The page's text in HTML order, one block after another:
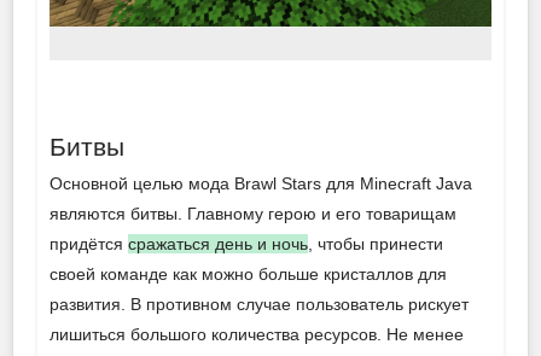
Битвы
Основной целью мода Brawl Stars для Minecraft Java
являются битвы. Главному герою и его товарищам
придётся сражаться день и ночь , чтобы принести
своей команде как можно больше кристаллов для
развития. В противном случае пользователь рискует
лишиться большого количества ресурсов. Не менее